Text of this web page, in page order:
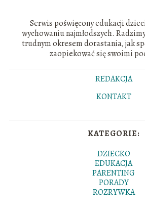
Serwis poświęcony edukacji
wychowaniu najmłodszych.
trudnym okresem dorastania, jak
zaopiekować się swoimi
REDAKCJA
KONTAKT
KATEGORIE:
DZIECKO
EDUKACJA
PARENTING
PORADY
ROZRYWKA